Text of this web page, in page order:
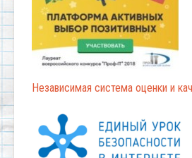
Независимая система оценки и